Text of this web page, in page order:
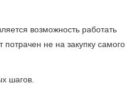
возможность работать
не на закупку самого
шагов.